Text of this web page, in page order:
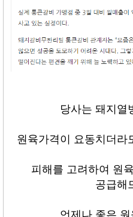
당사는 돼지열
원육가격이 요동치더라
피해를 고려하여 원
공급해